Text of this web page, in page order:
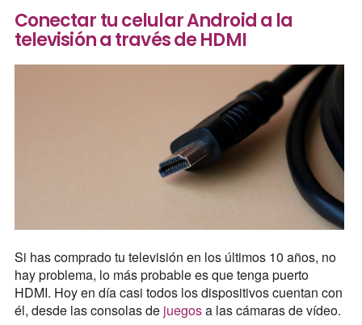
Conectar tu celular Android a la
televisión a través de HDMI
Si has comprado tu televisión en los últimos 10 años, no
hay problema, lo más probable es que tenga puerto
HDMI. Hoy en día casi todos los dispositivos cuentan con
él, desde las consolas de juegosa las cámaras de vídeo.